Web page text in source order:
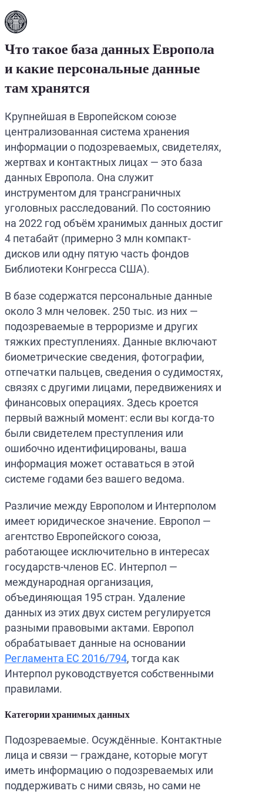
Что такое база данных Европола
и какие персональные данные
там хранятся
Крупнейшая в Европейском союзе
централизованная система хранения
информации о подозреваемых, свидетелях,
жертвах и контактных лицах — это база
данных Европола. Она служит
инструментом для трансграничных
уголовных расследований. По состоянию
на 2022 год объём хранимых данных достиг
4 петабайт (примерно 3 млн компакт-
дисков или одну пятую часть фондов
Библиотеки Конгресса США).
В базе содержатся персональные данные
около 3 млн человек. 250 тыс. из них —
подозреваемые в терроризме и других
тяжких преступлениях. Данные включают
биометрические сведения, фотографии,
отпечатки пальцев, сведения о судимостях,
связях с другими лицами, передвижениях и
финансовых операциях. Здесь кроется
первый важный момент: если вы когда-то
были свидетелем преступления или
ошибочно идентифицированы, ваша
информация может оставаться в этой
системе годами без вашего ведома.
Различие между Европолом и Интерполом
имеет юридическое значение. Европол —
агентство Европейского союза,
работающее исключительно в интересах
государств-членов ЕС. Интерпол —
международная организация,
объединяющая 195 стран. Удаление
данных из этих двух систем регулируется
разными правовыми актами. Европол
обрабатывает данные на основании
Регламента ЕС 2016/794, тогда как
Интерпол руководствуется собственными
правилами.
Категории хранимых данных
Подозреваемые. Осуждённые. Контактные
лица и связи — граждане, которые могут
иметь информацию о подозреваемых или
поддерживать с ними связь, но сами не